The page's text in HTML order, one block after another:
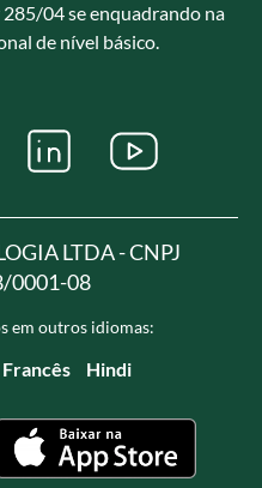
04 se enquadrando na
de nível básico.
LTDA - CNPJ
0001-08
em outros idiomas:
Francês Hindi